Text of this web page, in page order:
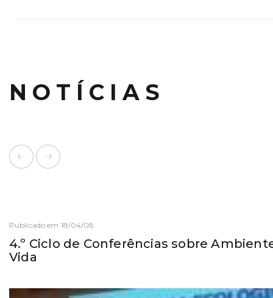
NOTÍCIAS
Publicado em 18/04/08
4.º Ciclo de Conferências sobre
Vida